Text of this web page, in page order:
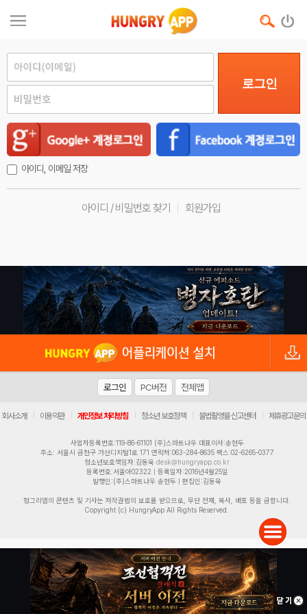
로그인
아이디, 이메일 저장
아이디 / 비밀번호 찾기 회원가입
로그인 PC버전 전체앱
회사소개 이용약관 개인정보 처리방침 청소년 보호정책 불법촬영물 신고센터 제휴광고문의
사업자등록번호:119-86-61101 (주)스마트나우 대표이사:송현두
주소: 서울시 금천구 가산디지털1로 171 연락처:063-284-8635 팩스:02-6265-0377
청소년보호책임자:김동욱 desk@hungryapp.co.kr
등록번호:서울아02322 | 등록일자:2016년4월25일
발행인:(주)스마트나우 송현두 | 편집인:김동욱
헝그리앱의 콘텐츠 및 기사는 저작권법의 보호를 받으므로, 무단 전재, 복사, 배포 등을 금합니다.
Copyright (c) HungryApp All Rights Reserved.